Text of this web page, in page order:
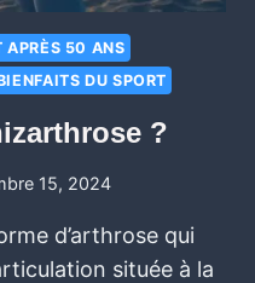
APRÈS 50 ANS
DU SPORT
?
15, 2024
d’arthrose qui
située à la